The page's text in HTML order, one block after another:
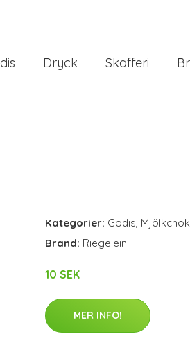
Dryck Skafferi
Kategorier: Godis,
Brand: Riegelein
10 SEK
MER INFO!